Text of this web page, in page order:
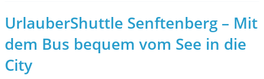
UrlauberShuttle Senftenberg – Mit
dem Bus bequem vom See in die
City